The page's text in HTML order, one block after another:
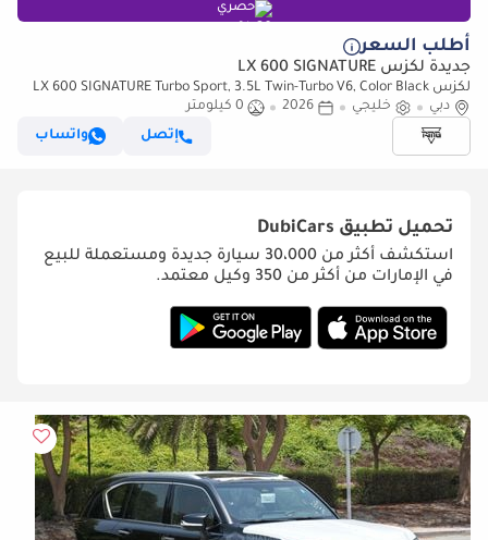
حصري
أطلب السعر
جديدة لكزس LX 600 SIGNATURE
لكزس LX 600 SIGNATURE Turbo Sport, 3.5L Twin-Turbo V6, Color Black
دبي
خليجي 2026
0 كيلومتر
إتصل
واتساب
تحميل تطبيق DubiCars
استكشف أكثر من 30،000 سيارة جديدة ومستعملة للبيع
في الإمارات من أكثر من 350 وكيل معتمد.